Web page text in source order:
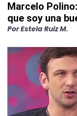
Marcelo
que soy una
PorEstela Ruiz M.